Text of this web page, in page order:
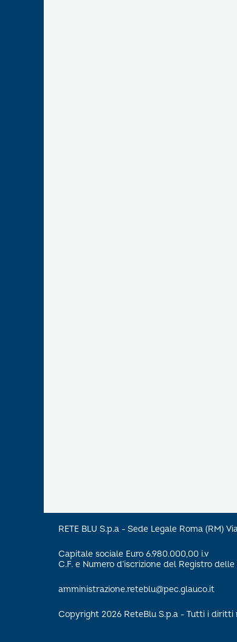
RETE BLU S.p.a - Sede Legale Roma (RM)
Capitale sociale Euro 6.980.000,00 i.v
C.F. e Numero d’iscrizione del Registro
amministrazione.reteblu@pec.glauco.it
Copyright 2026 ReteBlu S.p.a - Tutti i diritti